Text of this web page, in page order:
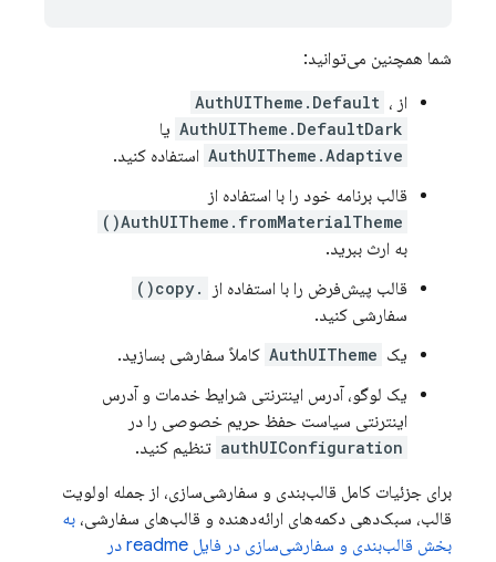
شما همچنین می‌توانید:
از
AuthUITheme.Default ،
AuthUITheme.DefaultDark یا
AuthUITheme.Adaptive استفاده کنید.
قالب برنامه خود را با استفاده از
AuthUITheme.fromMaterialTheme()
به ارث ببرید.
قالب پیش‌فرض را با استفاده از
.copy()
سفارشی کنید.
یک AuthUITheme کاملاً سفارشی بسازید.
یک لوگو، آدرس اینترنتی شرایط خدمات و آدرس
اینترنتی سیاست حفظ حریم خصوصی را در
authUIConfiguration تنظیم کنید.
برای جزئیات کامل قالب‌بندی و سفارشی‌سازی، از جمله اولویت
قالب، سبک‌دهی دکمه‌های ارائه‌دهنده و قالب‌های سفارشی، به
بخش قالب‌بندی و سفارشی‌سازی در فایل readme در